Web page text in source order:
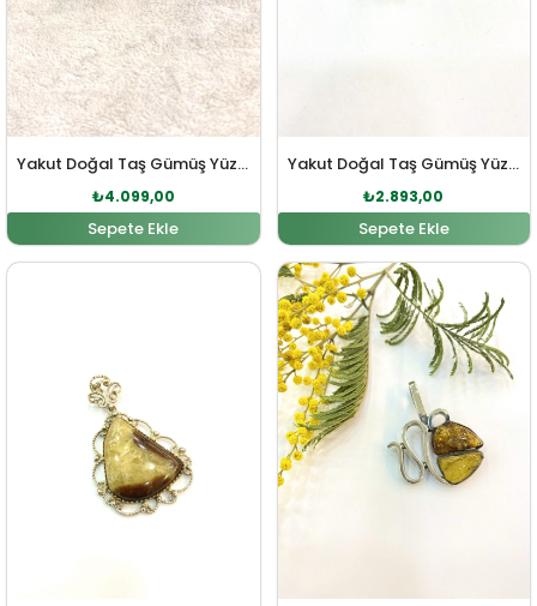
Yakut Doğal Taş Gümüş Yüzük
₺4.099,00
Sepete Ekle
Yakut Doğal Taş Gümüş Yüzük
₺2.893,00
Sepete Ekle
Orijinal fiyat: ₺3.947,00.Şu andaki fiyat: ₺3.588,00.Orijinal fiyat:Şu andaki